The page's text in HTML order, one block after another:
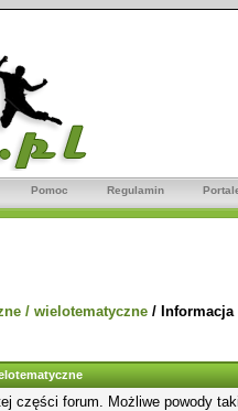
Pomoc Regulamin
/ wielotematyczne / Informacja
części forum. Możliwe powody